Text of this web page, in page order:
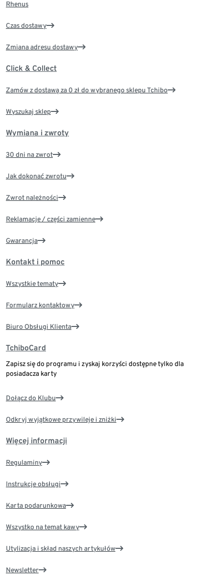
Rhenus
Czas dostawy
Zmiana adresu dostawy
Click & Collect
Zamów z dostawą za 0 zł do wybranego sklepu Tchibo
Wyszukaj sklep
Wymiana i zwroty
30 dni na zwrot
Jak dokonać zwrotu
Zwrot należności
Reklamacje / części zamienne
Gwarancja
Kontakt i pomoc
Wszystkie tematy
Formularz kontaktowy
Biuro Obsługi Klienta
TchiboCard
Zapisz się do programu i zyskaj korzyści dostępne tylko dla
posiadacza karty
Dołącz do Klubu
Odkryj wyjątkowe przywileje i zniżki
Więcej informacji
Regulaminy
Instrukcje obsługi
Karta podarunkowa
Wszystko na temat kawy
Utylizacja i skład naszych artykułów
Newsletter